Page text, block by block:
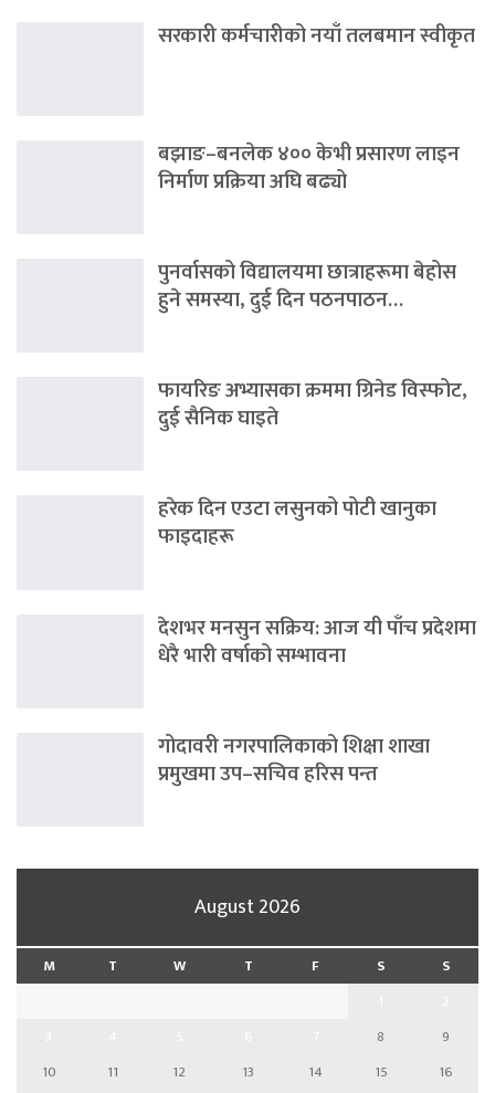
सरकारी कर्मचारीको नयाँ तलबमान स्वीकृत
बझाङ–बनलेक ४०० केभी प्रसारण लाइन
निर्माण प्रक्रिया अघि बढ्यो
पुनर्वासको विद्यालयमा छात्राहरूमा बेहोस
हुने समस्या, दुई दिन पठनपाठन…
फायरिङ अभ्यासका क्रममा ग्रिनेड विस्फोट,
दुई सैनिक घाइते
हरेक दिन एउटा लसुनको पोटी खानुका
फाइदाहरू
देशभर मनसुन सक्रिय: आज यी पाँच प्रदेशमा
धेरै भारी वर्षाको सम्भावना
गोदावरी नगरपालिकाको शिक्षा शाखा
प्रमुखमा उप–सचिव हरिस पन्त
August 2026
M T W T F S
S
8
9
10
11 12 13 14 15
16